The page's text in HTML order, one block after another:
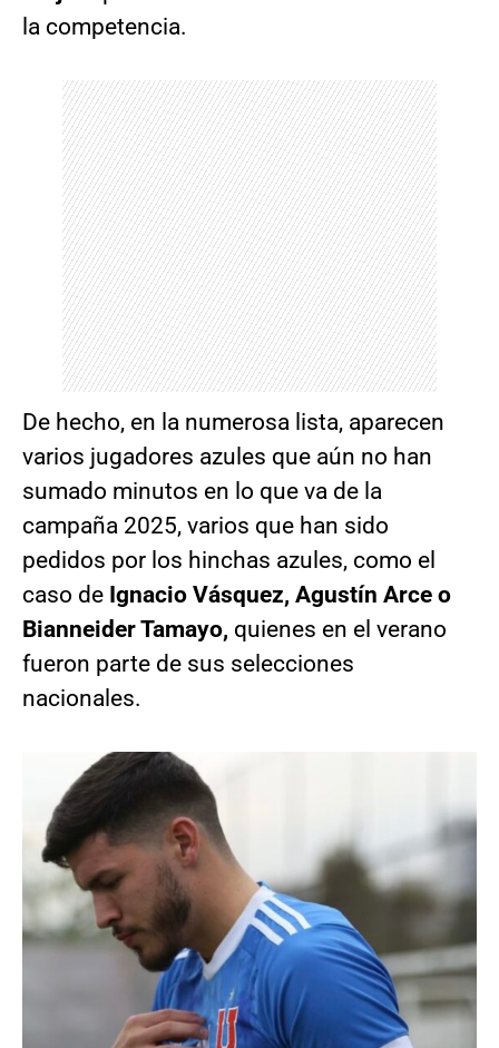
la competencia.
De hecho, en la numerosa lista, aparecen
varios jugadores azules que aún no han
sumado minutos en lo que va de la
campaña 2025, varios que han sido
pedidos por los hinchas azules, como el
caso de Ignacio Vásquez, Agustín Arce o
Bianneider Tamayo, quienes en el verano
fueron parte de sus selecciones
nacionales.